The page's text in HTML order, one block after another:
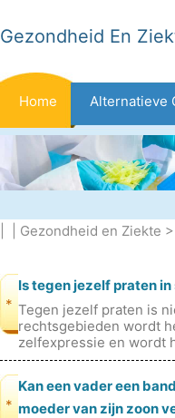
Gezondheid En
Home Alternatieve
Beten En Steken
Aandoeningen En
Dieet En Voeding
Geestelijke Gezondheid
Operaties
Gezondheid en Ziekte
*
Is tegen jezelf praten
Tegen jezelf praten is
rechtsgebieden wordt
zelfexpressie en wordt
meningsuiting.
*
Kan een vader een
moeder van zijn zoon